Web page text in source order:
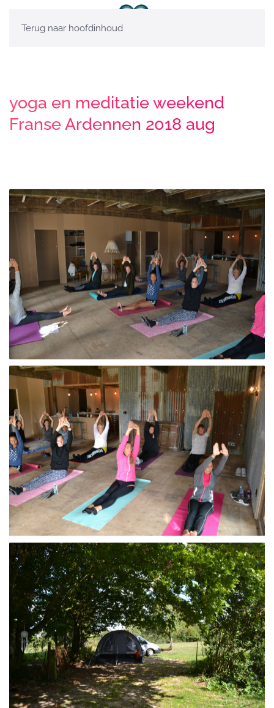
Terug naar hoofdinhoud
yoga en meditatie weekend
Franse Ardennen 2018 aug